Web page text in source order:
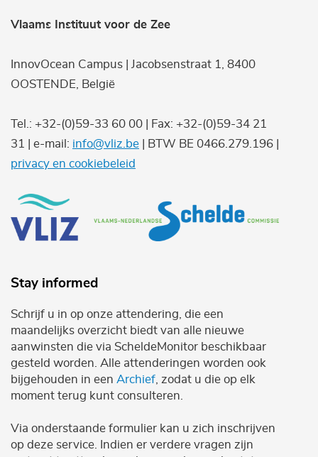
Vlaams Instituut voor de Zee
InnovOcean Campus | Jacobsenstraat 1, 8400
OOSTENDE, België
Tel.: +32-(0)59-33 60 00 | Fax: +32-(0)59-34 21
31 | e-mail: info@vliz.be | BTW BE 0466.279.196 |
privacy en cookiebeleid
Stay informed
Schrijf u in op onze attendering, die een
maandelijks overzicht biedt van alle nieuwe
aanwinsten die via ScheldeMonitor beschikbaar
gesteld worden. Alle attenderingen worden ook
bijgehouden in een Archief , zodat u die op elk
moment terug kunt consulteren.
Via onderstaande formulier kan u zich inschrijven
op deze service. Indien er verdere vragen zijn